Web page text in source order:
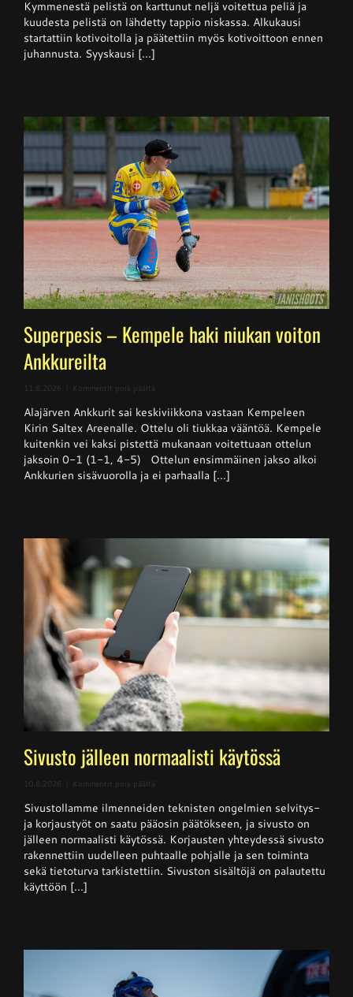
Kymmenestä pelistä on karttunut neljä voitettua peliä ja
kuudesta pelistä on lähdetty tappio niskassa. Alkukausi
startattiin kotivoitolla ja päätettiin myös kotivoittoon ennen
juhannusta. Syyskausi [...]
Superpesis – Kempele haki niukan voiton
Ankkureilta
11.6.2026 Kommentit pois päältä
–
Kempele
haki
niukan
voiton
Ankkureilta
Alajärven Ankkurit sai keskiviikkona vastaan Kempeleen
Kirin Saltex Areenalle. Ottelu oli tiukkaa vääntöä. Kempele
kuitenkin vei kaksi pistettä mukanaan voitettuaan ottelun
jaksoin 0-1 (1-1, 4-5) Ottelun ensimmäinen jakso alkoi
Ankkurien sisävuorolla ja ei parhaalla [...]
Sivusto jälleen normaalisti käytössä
10.6.2026 Kommentit pois päältä
jälleen
normaalisti
käytössä
Sivustollamme ilmenneiden teknisten ongelmien selvitys-
ja korjaustyöt on saatu pääosin päätökseen, ja sivusto on
jälleen normaalisti käytössä. Korjausten yhteydessä sivusto
rakennettiin uudelleen puhtaalle pohjalle ja sen toiminta
sekä tietoturva tarkistettiin. Sivuston sisältöjä on palautettu
käyttöön [...]